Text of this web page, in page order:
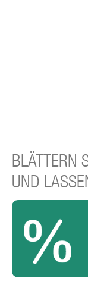
BLÄTTERN
UND